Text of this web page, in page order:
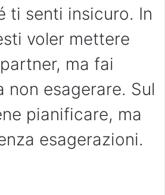
ti senti insicuro. In
voler mettere
ma fai
non esagerare. Sul
pianificare, ma
esagerazioni.